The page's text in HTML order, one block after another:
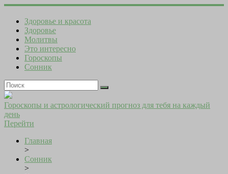
Здоровье и красота
Здоровье
Молитвы
Это интересно
Гороскопы
Сонник
Гороскопы и астрологический прогноз для тебя на каждый
день
Перейти
Главная
>
Сонник
>